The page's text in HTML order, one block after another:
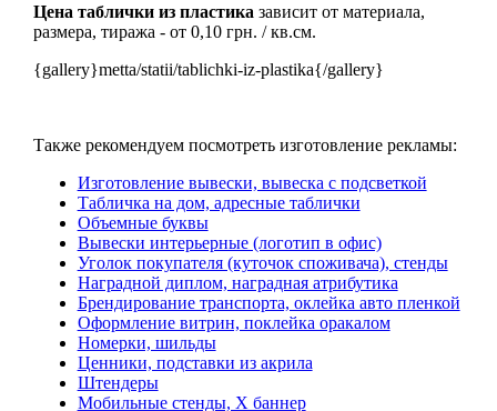
Цена таблички из пластика зависит от материала,
размера, тиража - от 0,10 грн. / кв.см.
{gallery}metta/statii/tablichki-iz-plastika{/gallery}
Также рекомендуем посмотреть изготовление рекламы:
Изготовление вывески, вывеска с подсветкой
Табличка на дом, адресные таблички
Объемные буквы
Вывески интерьерные (логотип в офис)
Уголок покупателя (куточок споживача), стенды
Наградной диплом, наградная атрибутика
Брендирование транспорта, оклейка авто пленкой
Оформление витрин, поклейка оракалом
Номерки, шильды
Ценники, подставки из акрила
Штендеры
Мобильные стенды, Х баннер